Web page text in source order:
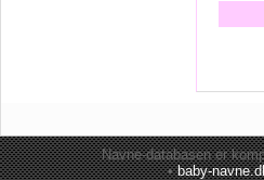
Navne-databasen er
•baby-